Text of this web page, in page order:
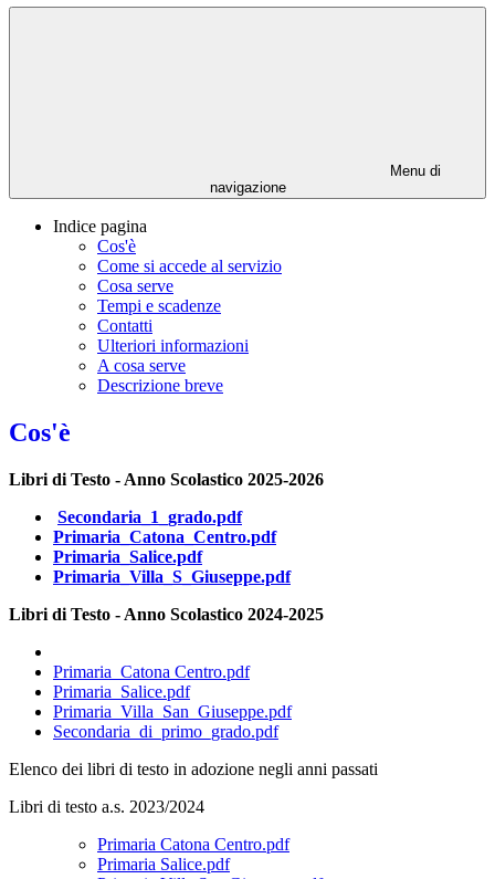
Menu di
navigazione
Indice pagina
Cos'è
Come si accede al servizio
Cosa serve
Tempi e scadenze
Contatti
Ulteriori informazioni
A cosa serve
Descrizione breve
Cos'è
Libri di Testo - Anno Scolastico 2025-2026
Secondaria_1_grado.pdf
Primaria_Catona_Centro.pdf
Primaria_Salice.pdf
Primaria_Villa_S_Giuseppe.pdf
Libri di Testo - Anno Scolastico 2024-2025
Primaria_Catona Centro.pdf
Primaria_Salice.pdf
Primaria_Villa_San_Giuseppe.pdf
Secondaria_di_primo_grado.pdf
Elenco dei libri di testo in adozione negli anni passati
Libri di testo a.s. 2023/2024
Primaria Catona Centro.pdf
Primaria Salice.pdf